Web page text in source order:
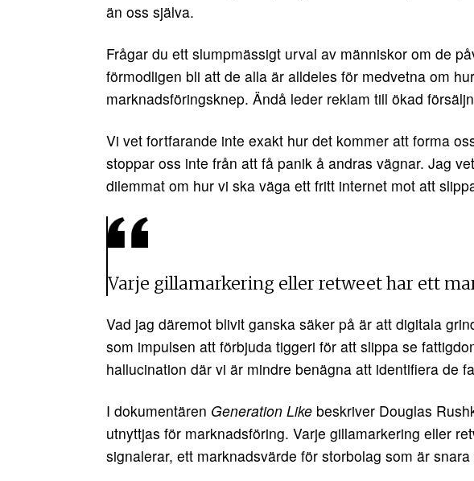
än oss själva.
Frågar du ett slumpmässigt urval av människor om de
förmodligen bli att de alla är alldeles för medvetna om
marknadsföringsknep. Ändå leder reklam till ökad
Vi vet fortfarande inte exakt hur det kommer att forma
stoppar oss inte från att få panik å andras vägnar. Jag
dilemmat om hur vi ska väga ett fritt internet mot att
Varje gillamarkering eller retweet har ett
Vad jag däremot blivit ganska säker på är att digitala
som impulsen att förbjuda tiggeri för att slippa se
hallucination där vi är mindre benägna att identifiera de
I dokumentären Generation Like beskriver Douglas
utnyttjas för marknadsföring. Varje gillamarkering eller
signalerar, ett marknadsvärde för storbolag som är